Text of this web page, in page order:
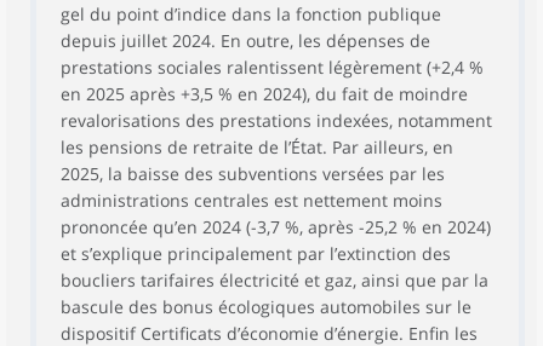
gel du point d’indice dans la fonction publique
depuis juillet 2024. En outre, les dépenses de
prestations sociales ralentissent légèrement (+2,4 %
en 2025 après +3,5 % en 2024), du fait de moindre
revalorisations des prestations indexées, notamment
les pensions de retraite de l’État. Par ailleurs, en
2025, la baisse des subventions versées par les
administrations centrales est nettement moins
prononcée qu’en 2024 (-3,7 %, après -25,2 % en 2024)
et s’explique principalement par l’extinction des
boucliers tarifaires électricité et gaz, ainsi que par la
bascule des bonus écologiques automobiles sur le
dispositif Certificats d’économie d’énergie. Enfin les